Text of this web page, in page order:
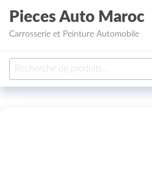
Aller au contenu
Pieces Auto Maroc
Carrosserie et Peinture Automobile
Recherche pour :